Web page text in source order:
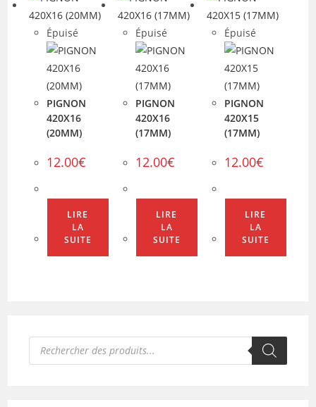
Épuisé
PIGNON
420X16
(20MM)
12.00€
LIRE
LA
SUITE
Épuisé
PIGNON
420X16
(17MM)
12.00€
LIRE
LA
SUITE
Épuisé
PIGNON
420X15
(17MM)
12.00€
LIRE
LA
SUITE
Recherche
produits